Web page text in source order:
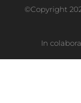
©Copyright
In